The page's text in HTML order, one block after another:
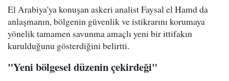
El Arabiya'ya konuşan askeri analist Faysal el Hamd da
anlaşmanın, bölgenin güvenlik ve istikrarını korumaya
yönelik tamamen savunma amaçlı yeni bir ittifakın
kurulduğunu gösterdiğini belirtti.
"Yeni bölgesel düzenin çekirdeği"